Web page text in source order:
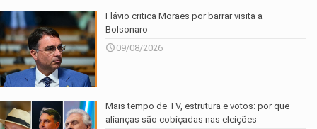
Flávio critica Moraes por barrar visita a
Bolsonaro
09/08/2026
Mais tempo de TV, estrutura e votos: por que
alianças são cobiçadas nas eleições